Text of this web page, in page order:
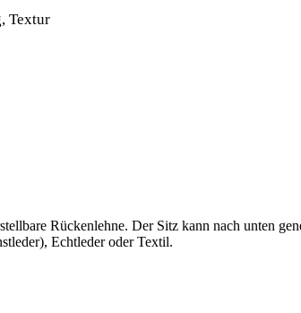
Textur
Rückenlehne. Der Sitz kann nach unten
Echtleder oder Textil.